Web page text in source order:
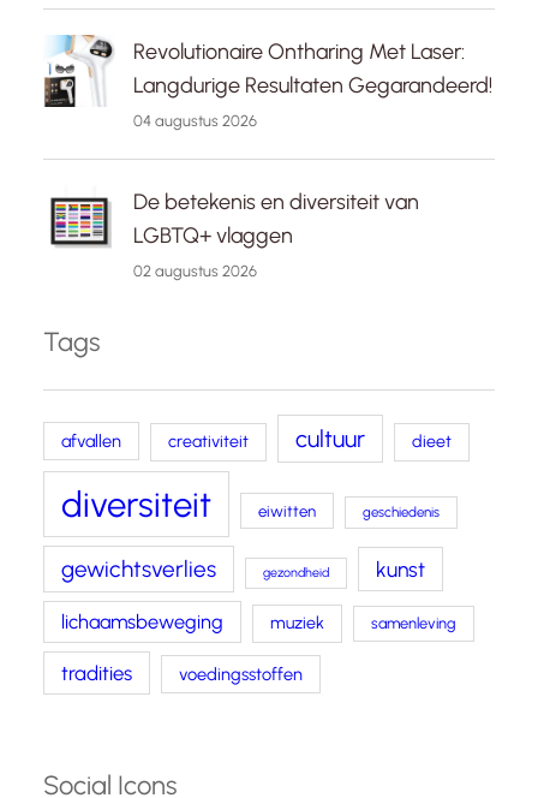
Revolutionaire Ontharing Met Laser:
Langdurige Resultaten Gegarandeerd!
04 augustus 2026
De betekenis en diversiteit van
LGBTQ+ vlaggen
02 augustus 2026
Tags
afvallen creativiteit cultuur dieet
diversiteit eiwitten geschiedenis
gewichtsverlies gezondheid kunst
lichaamsbeweging muziek samenleving
tradities voedingsstoffen
Social Icons